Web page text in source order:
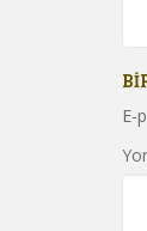
E-